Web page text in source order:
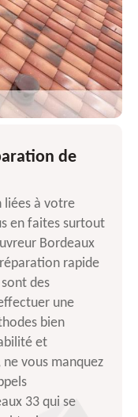
de
liées à votre
en faites surtout
Bordeaux
rapide
des
une
bien
et
vous manquez
33 qui se